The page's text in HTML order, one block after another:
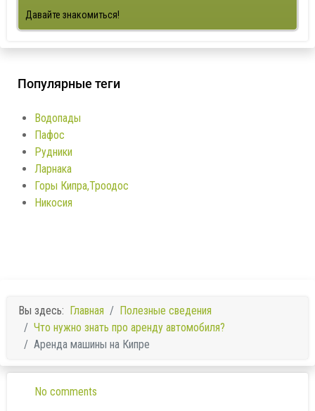
Давайте знакомиться!
Популярные теги
Водопады
Пафос
Рудники
Ларнака
Горы Кипра,Троодос
Никосия
Вы здесь: Главная
Полезные сведения
Что нужно знать про аренду автомобиля?
Аренда машины на Кипре
No comments